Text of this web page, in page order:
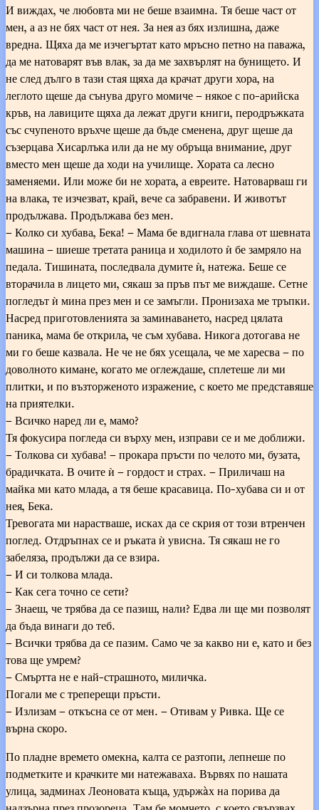
И виждах, че любовта ми не беше взаимна. Тя беше част от
мен, а аз не бях част от нея. За нея аз бях излишна, даже
вредна. Щяха да ме изчегъртат като мръсно петно на паважа,
да ме натоварят във влак, за да ме захвърлят на бунището. И
не след дълго в тази стая щяха да крачат други хора, на
леглото щеше да сънува друго момиче – някое с по-арийска
кръв, на лавиците щяха да лежат други книги, перодръжката
със счупеното връхче щеше да бъде сменена, друг щеше да
съзерцава Хисарлъка или да не му обръща внимание, друг
вместо мен щеше да ходи на училище. Хората са лесно
заменяеми. Или може би не хората, а евреите. Натоварваш ги
на влака, те изчезват, край, вече са забравени. И животът
продължава. Продължава без мен.
– Колко си хубава, Бека! – Мама бе вдигнала глава от шевната
машина – шиеше третата раница и ходилото ѝ бе замряло на
педала. Тишината, последвала думите ѝ, натежа. Беше се
вторачила в лицето ми, сякаш за пръв път ме виждаше. Сетне
погледът ѝ мина през мен и се замъгли. Пронизаха ме тръпки.
Насред приготовленията за заминаването, насред цялата
паника, мама бе открила, че съм хубава. Никога дотогава не
ми го беше казвала. Не че не бях усещала, че ме харесва – по
доволното кимане, когато ме оглеждаше, сплетеше ли ми
плитки, и по възторженото изражение, с което ме представяше
на приятелки.
– Всичко наред ли е, мамо?
Тя фокусира погледа си върху мен, изправи се и ме доближи.
– Толкова си хубава! – прокара пръсти по челото ми, бузата,
брадичката. В очите ѝ – гордост и страх. – Приличаш на
майка ми като млада, а тя беше красавица. По-хубава си и от
нея, Бека.
Тревогата ми нарастваше, исках да се скрия от този втренчен
поглед. Отдръпнах се и ръката ѝ увисна. Тя сякаш не го
забеляза, продължи да се взира.
– И си толкова млада.
– Как сега точно се сети?
– Знаеш, че трябва да се пазиш, нали? Едва ли ще ми позволят
да бъда винаги до теб.
– Всички трябва да се пазим. Само че за какво ни е, като и без
това ще умрем?
– Смъртта не е най-страшното, миличка.
Погали ме с треперещи пръсти.
– Излизам – откъсна се от мен. – Отивам у Ривка. Ще се
върна скоро.
По пладне времето омекна, калта се разтопи, лепнеше по
подметките и крачките ми натежаваха. Вървях по нашата
улица, задминах Леоновата къща, удържàх на порива да